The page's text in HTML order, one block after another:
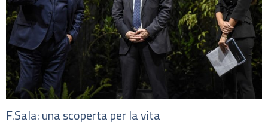
F.Sala: una scoperta per la vita